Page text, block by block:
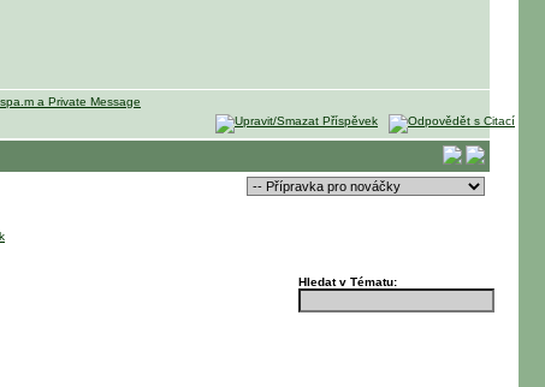
Hledat v Tématu: